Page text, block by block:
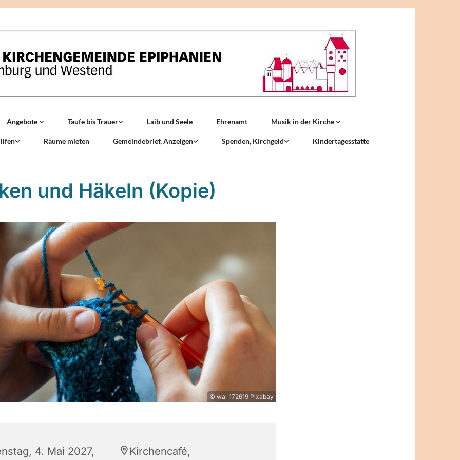
Angebote Taufe bis Trauer Laib und Seele Ehrenamt Musik in der Kirche
Räume mieten Gemeindebrief, Anzeigen Spenden, Kirchgeld Kindertagesstätte
und Häkeln (Kopie)
© wal_172619 Pixabay
4. Mai 2027, Kirchencafé,